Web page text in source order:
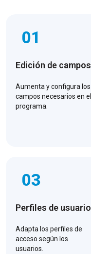
01
Edición de campos
Aumenta y configura los
campos necesarios en el
programa.
03
Perfiles de usuario
Adapta los perfiles de
acceso según los
usuarios.